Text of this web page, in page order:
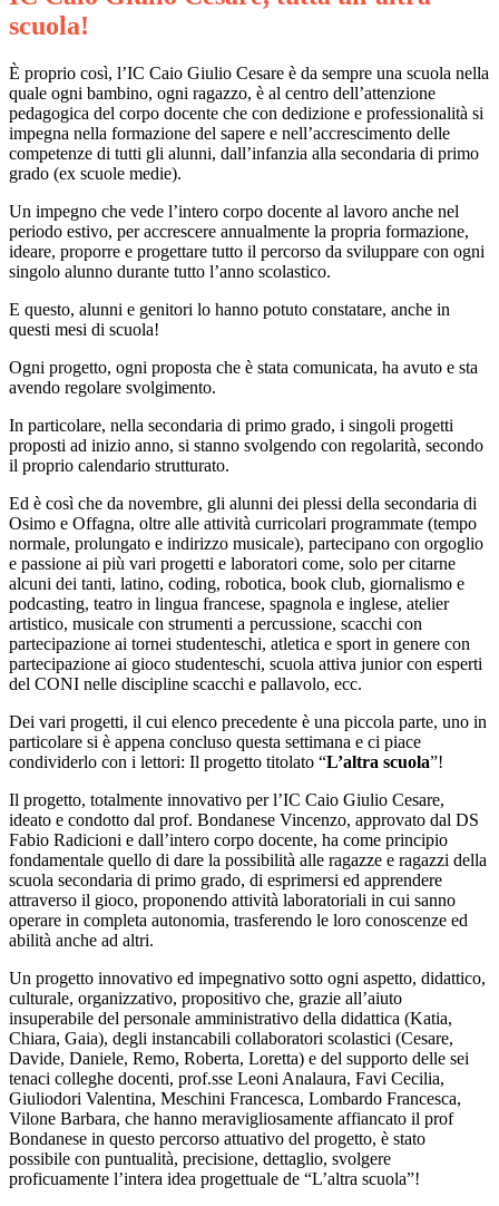
scuola!
È proprio così, l’IC Caio Giulio Cesare è da sempre una scuola nella
quale ogni bambino, ogni ragazzo, è al centro dell’attenzione
pedagogica del corpo docente che con dedizione e professionalità si
impegna nella formazione del sapere e nell’accrescimento delle
competenze di tutti gli alunni, dall’infanzia alla secondaria di primo
grado (ex scuole medie).
Un impegno che vede l’intero corpo docente al lavoro anche nel
periodo estivo, per accrescere annualmente la propria formazione,
ideare, proporre e progettare tutto il percorso da sviluppare con ogni
singolo alunno durante tutto l’anno scolastico.
E questo, alunni e genitori lo hanno potuto constatare, anche in
questi mesi di scuola!
Ogni progetto, ogni proposta che è stata comunicata, ha avuto e sta
avendo regolare svolgimento.
In particolare, nella secondaria di primo grado, i singoli progetti
proposti ad inizio anno, si stanno svolgendo con regolarità, secondo
il proprio calendario strutturato.
Ed è così che da novembre, gli alunni dei plessi della secondaria di
Osimo e Offagna, oltre alle attività curricolari programmate (tempo
normale, prolungato e indirizzo musicale), partecipano con orgoglio
e passione ai più vari progetti e laboratori come, solo per citarne
alcuni dei tanti, latino, coding, robotica, book club, giornalismo e
podcasting, teatro in lingua francese, spagnola e inglese, atelier
artistico, musicale con strumenti a percussione, scacchi con
partecipazione ai tornei studenteschi, atletica e sport in genere con
partecipazione ai gioco studenteschi, scuola attiva junior con esperti
del CONI nelle discipline scacchi e pallavolo, ecc.
Dei vari progetti, il cui elenco precedente è una piccola parte, uno in
particolare si è appena concluso questa settimana e ci piace
condividerlo con i lettori: Il progetto titolato “L’altra scuola”!
Il progetto, totalmente innovativo per l’IC Caio Giulio Cesare,
ideato e condotto dal prof. Bondanese Vincenzo, approvato dal DS
Fabio Radicioni e dall’intero corpo docente, ha come principio
fondamentale quello di dare la possibilità alle ragazze e ragazzi della
scuola secondaria di primo grado, di esprimersi ed apprendere
attraverso il gioco, proponendo attività laboratoriali in cui sanno
operare in completa autonomia, trasferendo le loro conoscenze ed
abilità anche ad altri.
Un progetto innovativo ed impegnativo sotto ogni aspetto, didattico,
culturale, organizzativo, propositivo che, grazie all’aiuto
insuperabile del personale amministrativo della didattica (Katia,
Chiara, Gaia), degli instancabili collaboratori scolastici (Cesare,
Davide, Daniele, Remo, Roberta, Loretta) e del supporto delle sei
tenaci colleghe docenti, prof.sse Leoni Analaura, Favi Cecilia,
Giuliodori Valentina, Meschini Francesca, Lombardo Francesca,
Vilone Barbara, che hanno meravigliosamente affiancato il prof
Bondanese in questo percorso attuativo del progetto, è stato
possibile con puntualità, precisione, dettaglio, svolgere
proficuamente l’intera idea progettuale de “L’altra scuola”!